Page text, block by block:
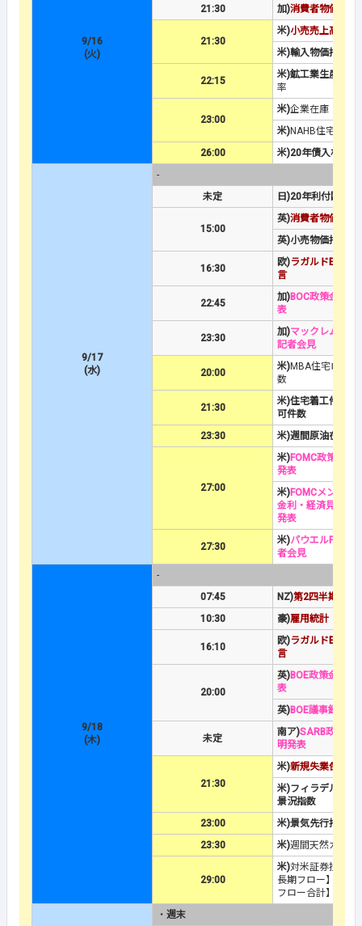
9/16
(火)
21:30 加)消費者物価指数
21:30
米)小売売上高
米)輸入物価指数
22:15
米)鉱工業生産
率
23:00
米)企業在庫
米)NAHB住宅市場
26:00
米)20年債入札
9/17
(水)
-
未定
日)20年利付国債入
15:00
英)消費者物価指数
英)小売物価指数
16:30
欧)ラガルドECB総
言
22:45
加)BOC政策金利
表
23:30
加)マックレムBOC
記者会見
20:00
米)MBA住宅ローン
数
21:30
米)住宅着工件数
可件数
23:30
米)週間原油在庫
27:00
米)FOMC政策金利
発表
米)FOMCメンバー
金利・経済見通し
発表
27:30
米)パウエルFRB議
者会見
9/18
(木)
-
07:45
NZ)第2四半期GDP
10:30
豪)雇用統計
16:10
欧)ラガルドECB総
言
20:00
英)BOE政策金利
表
英)BOE議事録公表
未定
南ア)SARB政策金
明発表
21:30
米)新規失業保険申
米)フィラデルフィ
景況指数
23:00
米)景気先行指数
23:30
米)週間天然ガス貯
29:00
米)対米証券投資【
長期フロー】＆【
フロー合計】
・ 週末